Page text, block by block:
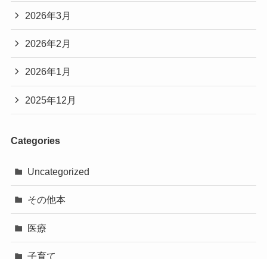
2026年3月
2026年2月
2026年1月
2025年12月
Categories
Uncategorized
その他本
医療
子育て